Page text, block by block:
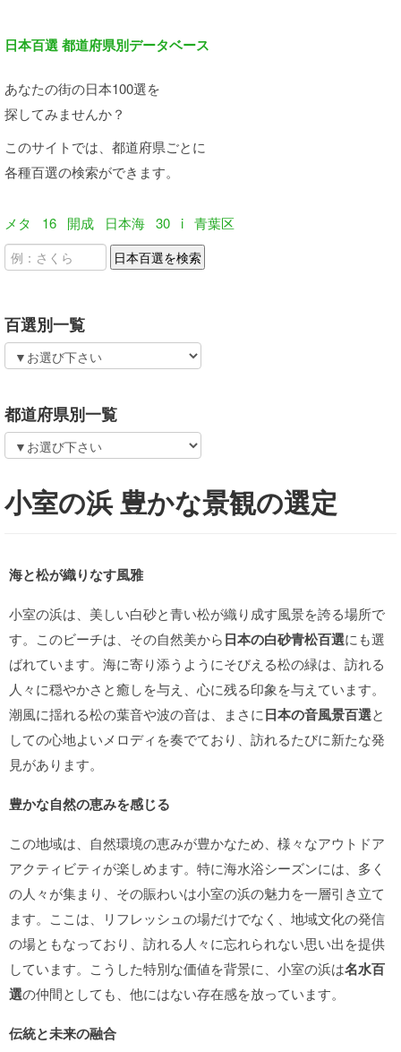
日本百選 都道府県別データベース
あなたの街の日本100選を
探してみませんか？
このサイトでは、都道府県ごとに
各種百選の検索ができます。
メタ 16 開成 日本海 30 i 青葉区
百選別一覧
都道府県別一覧
小室の浜 豊かな景観の選定
海と松が織りなす風雅
小室の浜は、美しい白砂と青い松が織り成す風景を誇る場所で
す。このビーチは、その自然美から日本の白砂青松百選にも選
ばれています。海に寄り添うようにそびえる松の緑は、訪れる
人々に穏やかさと癒しを与え、心に残る印象を与えています。
潮風に揺れる松の葉音や波の音は、まさに日本の音風景百選と
しての心地よいメロディを奏でており、訪れるたびに新たな発
見があります。
豊かな自然の恵みを感じる
この地域は、自然環境の恵みが豊かなため、様々なアウトドア
アクティビティが楽しめます。特に海水浴シーズンには、多く
の人々が集まり、その賑わいは小室の浜の魅力を一層引き立て
ます。ここは、リフレッシュの場だけでなく、地域文化の発信
の場ともなっており、訪れる人々に忘れられない思い出を提供
しています。こうした特別な価値を背景に、小室の浜は名水百
選の仲間としても、他にはない存在感を放っています。
伝統と未来の融合